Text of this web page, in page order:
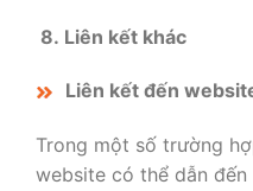
8. Liên kết khác
Liên kết đến
Trong một số trường
website có thể dẫn